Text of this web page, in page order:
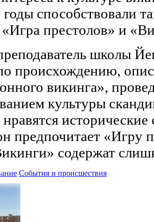
способствовали
престолов» и
школы
происхождению,
викинга»,
культуры
исторические
предпочитает «Игру
содержат
События и происшествия